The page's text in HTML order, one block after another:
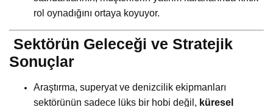
rol oynadığını ortaya koyuyor.
Sektörün Geleceği ve Stratejik
Sonuçlar
Araştırma, superyat ve denizcilik ekipmanları
sektörünün sadece lüks bir hobi değil, küresel